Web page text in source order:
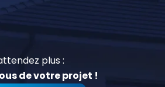
plus :
de votre projet !